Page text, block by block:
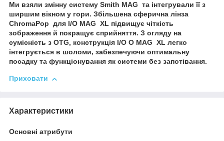
Ми взяли змінну систему Smith MAG та інтегрували її з
ширшим вікном у гори. Збільшена сферична лінза
ChromaPop для I/O MAG XL підвищує чіткість
зображення й покращує сприйняття. З огляду на
сумісність з OTG, конструкція I/O O MAG XL легко
інтегрується в шоломи, забезпечуючи оптимальну
посадку та функціонування як системи без запотівання.
Приховати
Характеристики
Основні атрибути